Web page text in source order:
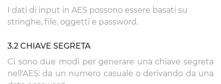
I dati di input in AES possono essere basati su
stringhe, file, oggetti e password.
3.2 CHIAVE SEGRETA
Ci sono due modi per generare una chiave segreta
nell'AES: da un numero casuale o derivando da una